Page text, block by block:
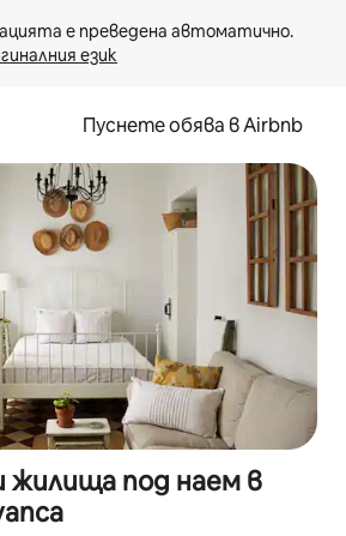
език
Пуснете обява в Airbnb
жилища под наем в